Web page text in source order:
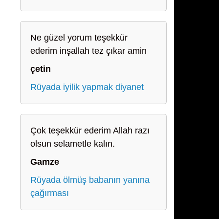
Ne güzel yorum teşekkür
ederim inşallah tez çıkar amin
çetin
Rüyada iyilik yapmak diyanet
Çok teşekkür ederim Allah razı
olsun selametle kalın.
Gamze
Rüyada ölmüş babanın yanına
çağırması